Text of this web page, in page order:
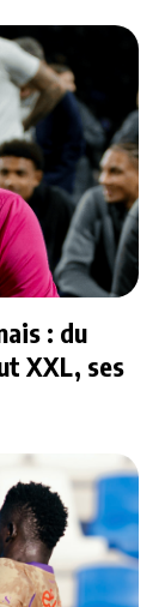
: du
XXL, ses